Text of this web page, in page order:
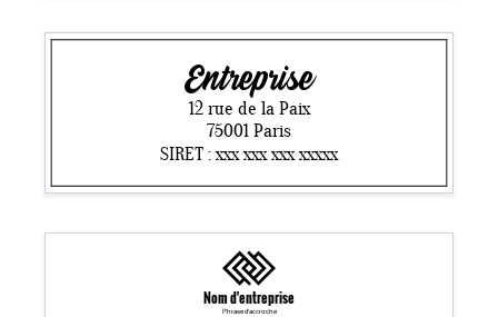
SIRET : xxx xxx xxx xxxxx
12 rue de la Paix
Entreprise
75001 Paris
Nom d'entreprise
Phrase d'accroche